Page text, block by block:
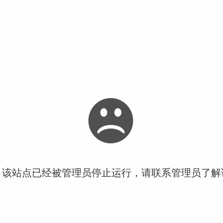
站点已经被管理员停止运行，请联系管理员了